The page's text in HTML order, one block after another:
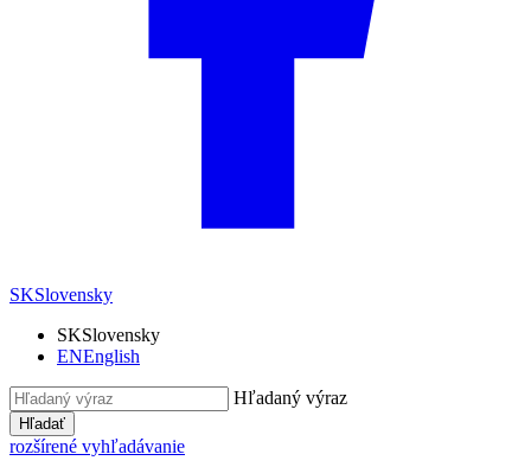
SKSlovensky
SKSlovensky
ENEnglish
Hľadaný výraz
Hľadať
rozšírené vyhľadávanie